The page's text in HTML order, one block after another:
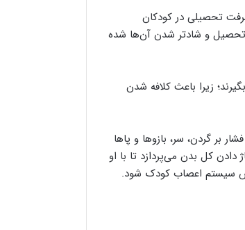
و هر کدام به مدت 20 دقیقه باعث پیشرفت تحصیلی در کودکان
و شادتر شدن آن‌ها شده
زیرا باعث کلافه شدن
بر گردن، سر، بازو‌ها و پاها
ماسور به ماساژ دادن کل بدن می‌پردازد تا با او
سیستم اعصاب کودک شود.